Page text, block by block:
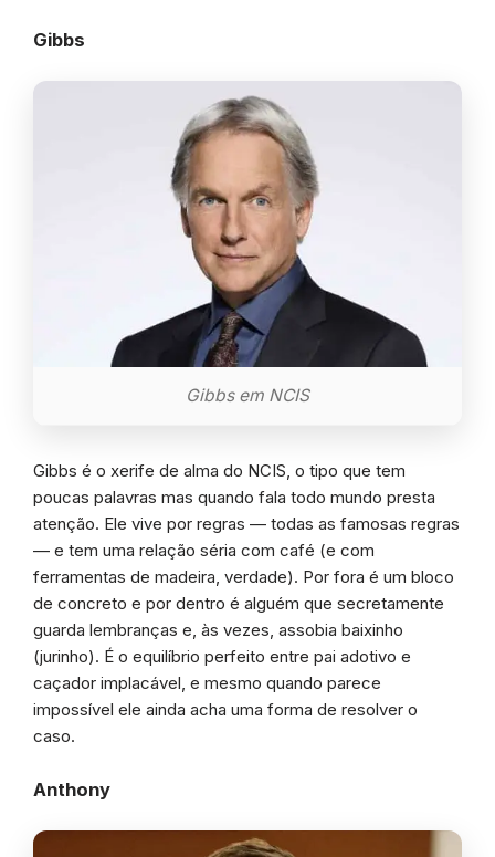
Gibbs
Gibbs em NCIS
Gibbs é o xerife de alma do NCIS, o tipo que tem
poucas palavras mas quando fala todo mundo presta
atenção. Ele vive por regras — todas as famosas regras
— e tem uma relação séria com café (e com
ferramentas de madeira, verdade). Por fora é um bloco
de concreto e por dentro é alguém que secretamente
guarda lembranças e, às vezes, assobia baixinho
(jurinho). É o equilíbrio perfeito entre pai adotivo e
caçador implacável, e mesmo quando parece
impossível ele ainda acha uma forma de resolver o
caso.
Anthony